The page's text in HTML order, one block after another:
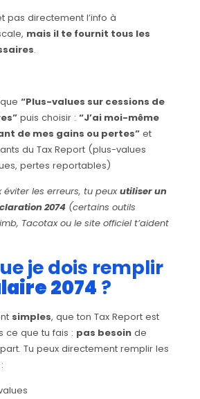
pas directement l’info à
mais il te fournit tous les
.
“Plus-values sur cessions de
puis choisir : “J’ai moi-même
de mes gains ou pertes”et
du Tax Report (plus-values
pertes reportables)
éviter les erreurs, tu peuxutiliser un
2074(certains outils
Tacotax ou le site officiel t’aident
je dois remplir
2074 ?
simples, que ton Tax Report est
ce que tu fais : pas besoinde
Tu peux directement remplir les